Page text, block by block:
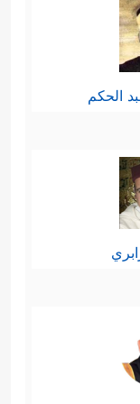
وجعل
الحق بين
بما لا
ونفَوا
من
مِنۢ
یَكُونَ لِلنَّاسِ
الحكم